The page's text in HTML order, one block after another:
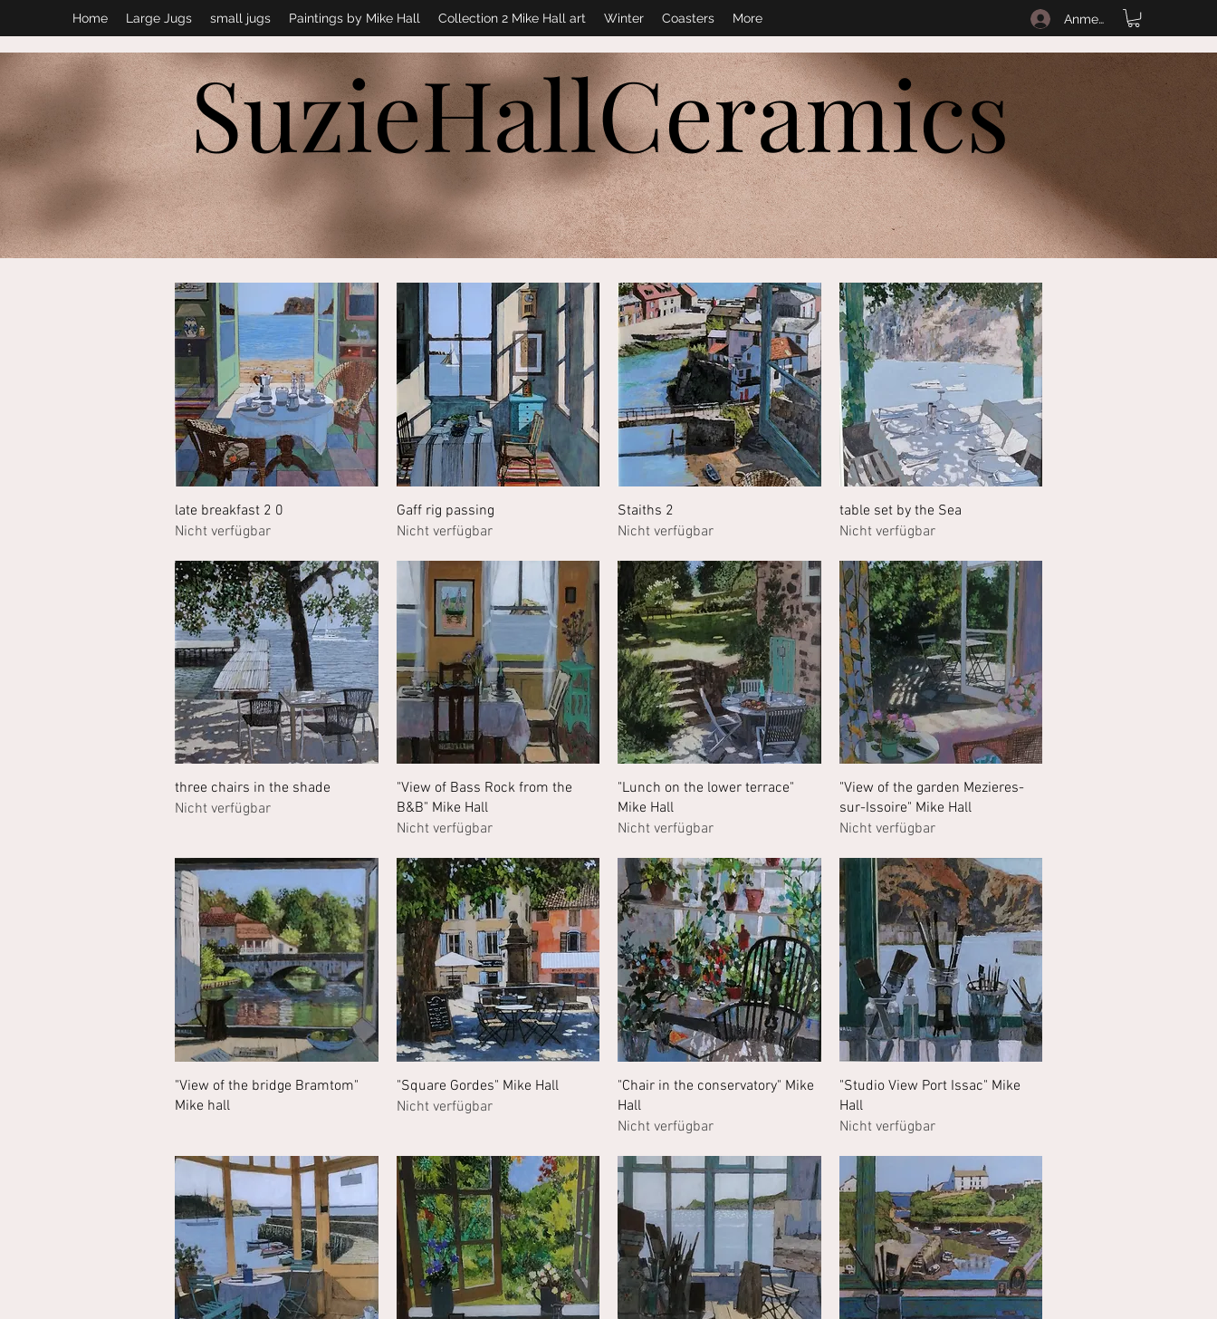
Home Large Jugs small jugs Paintings by Mike Hall Collection 2 Mike Hall art Winter Coasters More Anmelden
SuzieHallCeramics
Schnellansicht
late breakfast 2 0
Nicht verfügbar
Schnellansicht
Gaff rig passing
Nicht verfügbar
Staiths 2
Nicht verfügbar
Schnellansicht
table set by the Sea
Nicht verfügbar
Schnellansicht
three chairs in the shade
Nicht verfügbar
Schnellansicht
"View of Bass Rock from the
B&B" Mike Hall
Nicht verfügbar
Schnellansicht
"Lunch on the lower terrace"
Mike Hall
Nicht verfügbar
Schnellansicht
"View of the garden Mezieres-
sur-Issoire" Mike Hall
Nicht verfügbar
Schnellansicht
"View of the bridge Bramtom"
Mike hall
Schnellansicht
"Square Gordes" Mike Hall
Nicht verfügbar
Schnellansicht
"Chair in the conservatory" Mike
Hall
Nicht verfügbar
Schnellansicht
"Studio View Port Issac" Mike
Hall
Nicht verfügbar